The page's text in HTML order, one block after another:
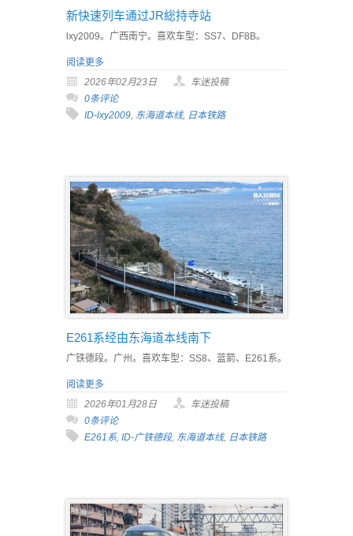
新快速列车通过JR総持寺站
lxy2009。广西南宁。喜欢车型：SS7、DF8B。
阅读更多
2026年02月23日
车迷投稿
0条评论
ID-lxy2009 东海道本线, 日本铁路
E261系经由东海道本线南下
广铁德段。广州。喜欢车型：SS8、蓝箭、E261系。
阅读更多
2026年01月28日
车迷投稿
0条评论
E261系, ID-广铁德段, 东海道本线, 日本铁路